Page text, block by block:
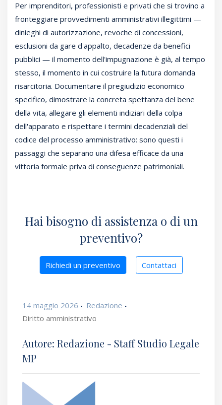
Per imprenditori, professionisti e privati che si trovino a
fronteggiare provvedimenti amministrativi illegittimi —
dinieghi di autorizzazione, revoche di concessioni,
esclusioni da gare d'appalto, decadenze da benefici
pubblici — il momento dell'impugnazione è già, al tempo
stesso, il momento in cui costruire la futura domanda
risarcitoria. Documentare il pregiudizio economico
specifico, dimostrare la concreta spettanza del bene
della vita, allegare gli elementi indiziari della colpa
dell'apparato e rispettare i termini decadenziali del
codice del processo amministrativo: sono questi i
passaggi che separano una difesa efficace da una
vittoria formale priva di conseguenze patrimoniali.
Hai bisogno di assistenza o di un
preventivo?
Richiedi un preventivo Contattaci
14 maggio 2026
Redazione
Diritto amministrativo
Autore: Redazione - Staff Studio Legale
MP